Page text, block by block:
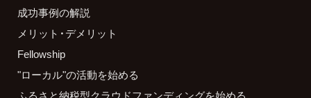
成功事例の解説
メリット・デメリット
Fellowship
"ローカル"の活動を始める
ふるさと納税型クラウドファンディングを始める